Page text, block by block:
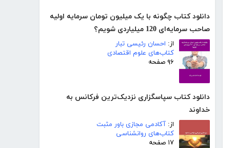
دانلود کتاب چگونه با یک میلیون تومان سرمایه اولیه
صاحب سرمایه‌ای 120 میلیاردی شویم؟
از: احسان رئیسی تبار
کتاب‌های علوم اقتصادی
۹۶ صفحه
دانلود کتاب سپاسگزاری نزدیک‌ترین فرکانس به
خداوند
از: آکادمی مجازی باور مثبت
کتاب‌های روانشناسی
۱۷ صفحه